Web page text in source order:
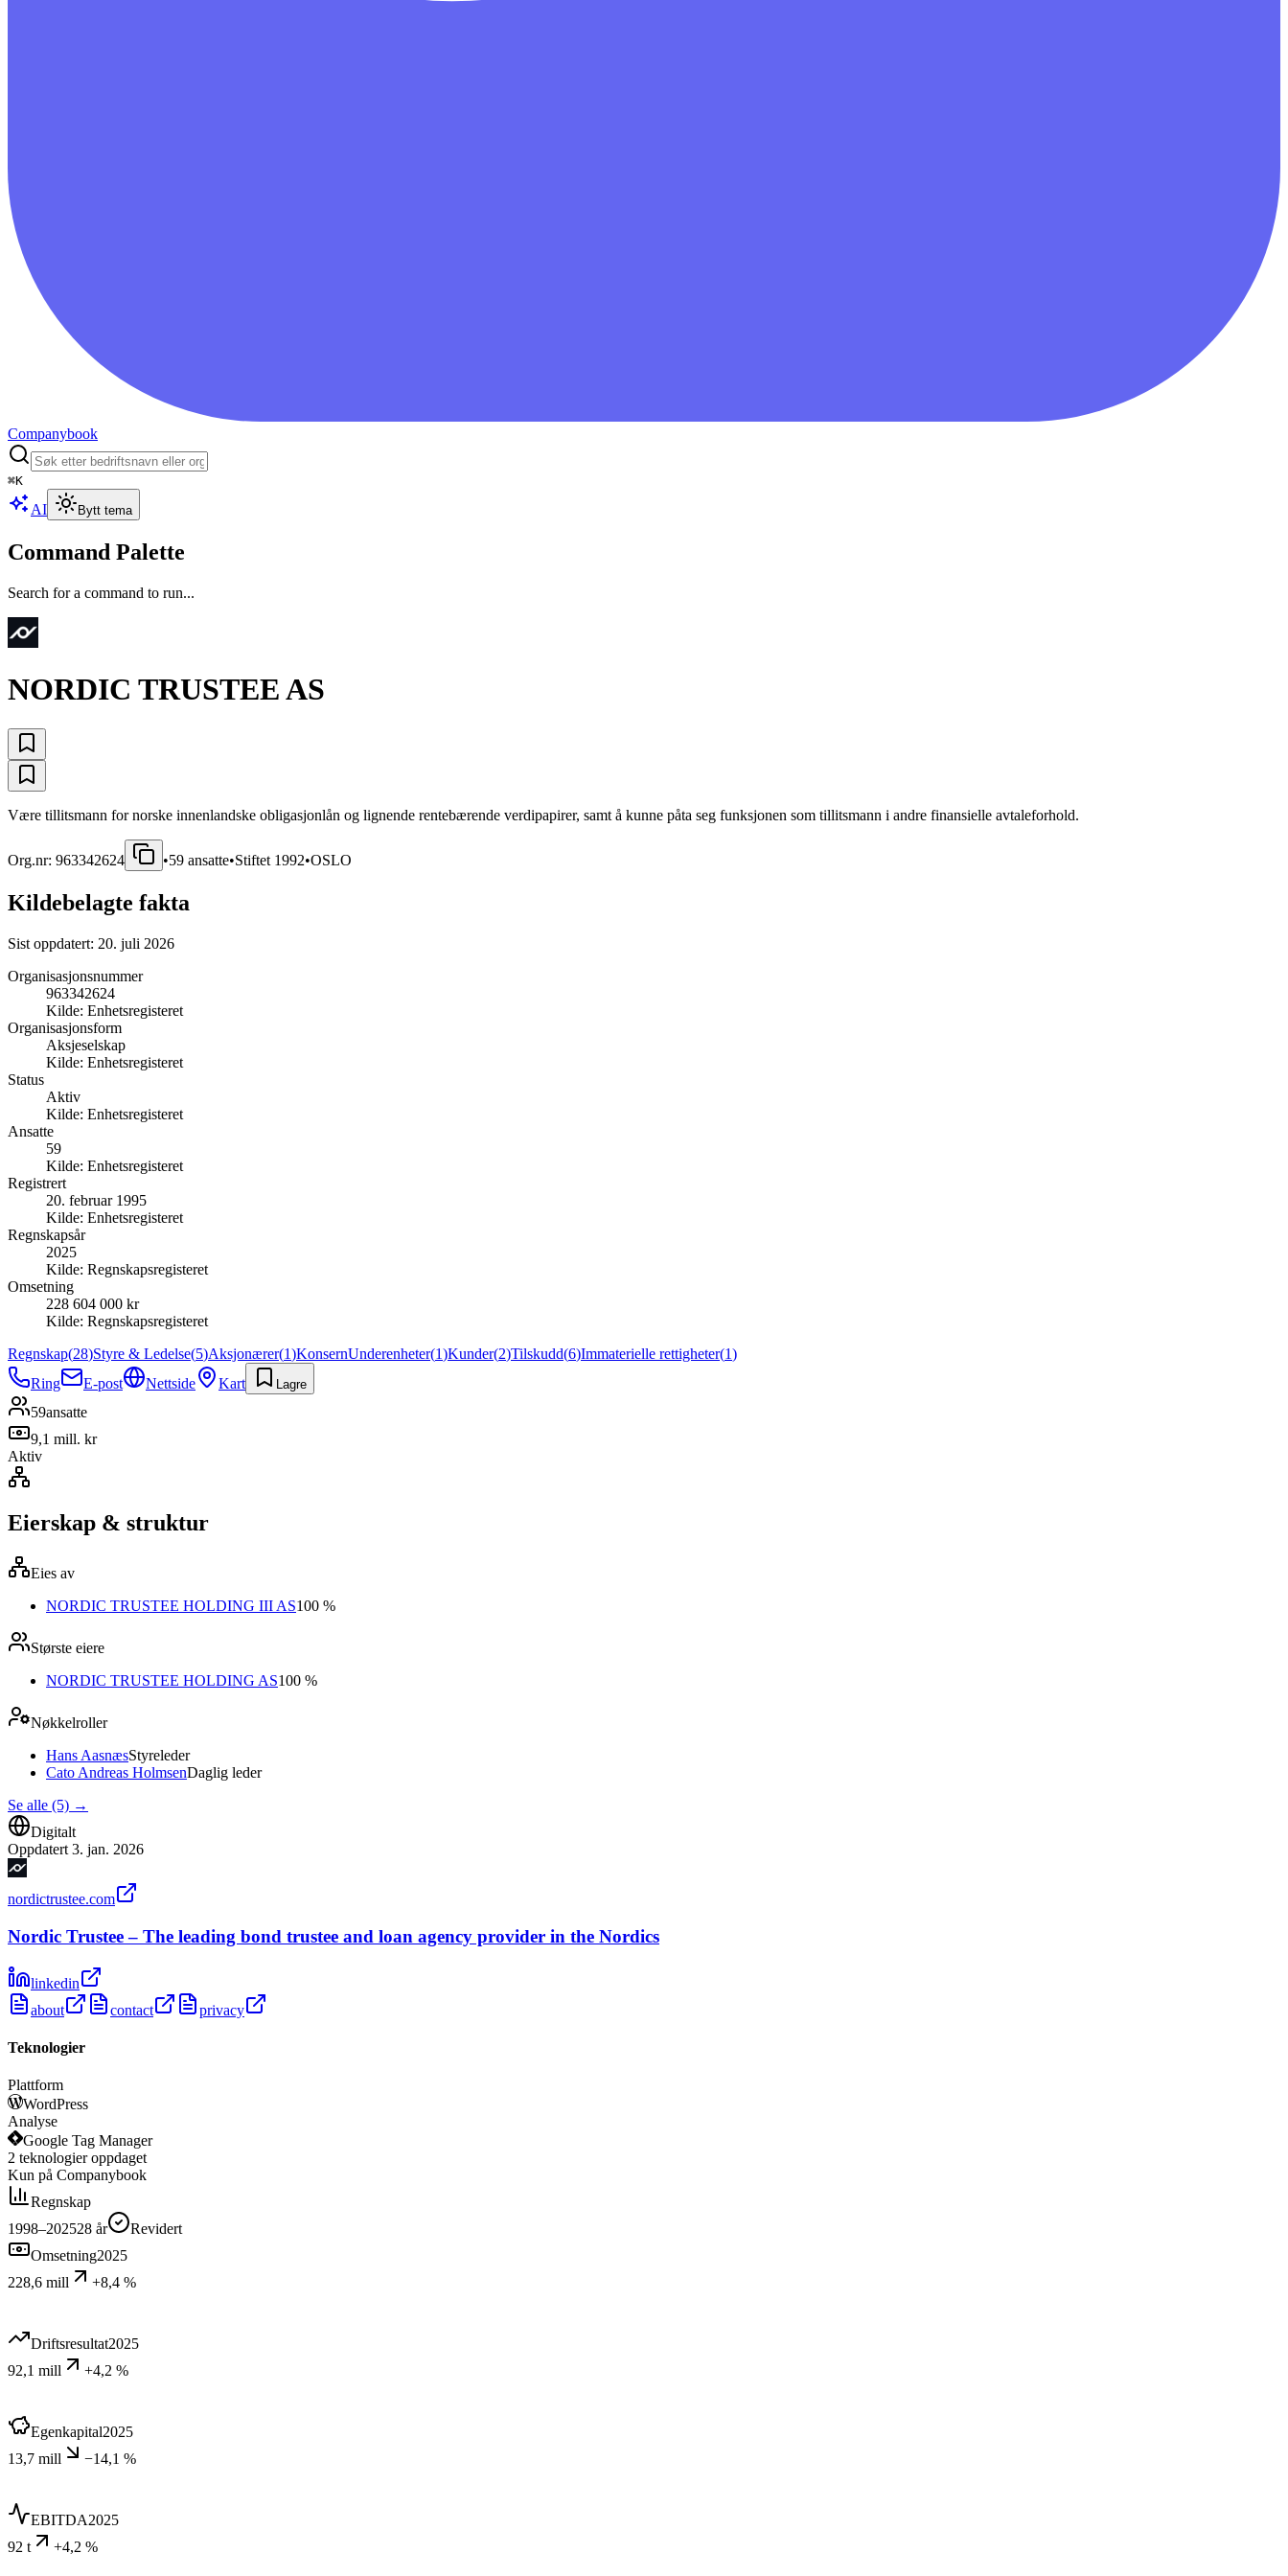
Companybook
⌘K
AI Bytt tema
Command Palette
Search for a command to run...
NORDIC TRUSTEE AS
Være tillitsmann for norske innenlandske obligasjonlån og lignende rentebærende verdipapirer, samt å kunne påta seg funksjonen som tillitsmann i andre finansielle avtaleforhold.
Org.nr: 963342624 •59 ansatte•Stiftet 1992•OSLO
Kildebelagte fakta
Sist oppdatert: 20. juli 2026
Organisasjonsnummer
963342624
Kilde: Enhetsregisteret
Organisasjonsform
Aksjeselskap
Kilde: Enhetsregisteret
Status
Aktiv
Kilde: Enhetsregisteret
Ansatte
59
Kilde: Enhetsregisteret
Registrert
20. februar 1995
Kilde: Enhetsregisteret
Regnskapsår
2025
Kilde: Regnskapsregisteret
Omsetning
228 604 000 kr
Kilde: Regnskapsregisteret
Regnskap(28)Styre & Ledelse(5)Aksjonærer(1)KonsernUnderenheter(1)Kunder(2)Tilskudd(6)Immaterielle rettigheter(1)
Ring
E-post Nettside Kart Lagre
59ansatte
9,1 mill. kr
Aktiv
Eierskap & struktur
Eies av
NORDIC TRUSTEE HOLDING III AS100 %
Største eiere
NORDIC TRUSTEE HOLDING AS100 %
Nøkkelroller
Hans AasnæsStyreleder
Cato Andreas HolmsenDaglig leder
Se alle (5) →
Digitalt
Oppdatert 3. jan. 2026
nordictrustee.com
Nordic Trustee – The leading bond trustee and loan agency provider in the Nordics
linkedin
about
contact privacy
Teknologier
Plattform
WordPress
Analyse
Google Tag Manager
2 teknologier oppdaget
Kun på Companybook
Regnskap
1998–202528 år
Revidert
Omsetning2025
228,6 mill
+8,4 %
Driftsresultat2025
92,1 mill
+4,2 %
Egenkapital2025
13,7 mill
−14,1 %
EBITDA2025
92 t
+4,2 %